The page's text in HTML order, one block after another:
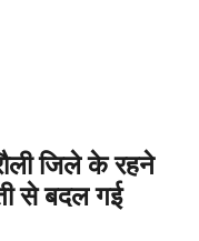
जिले के रहने
से बदल गई